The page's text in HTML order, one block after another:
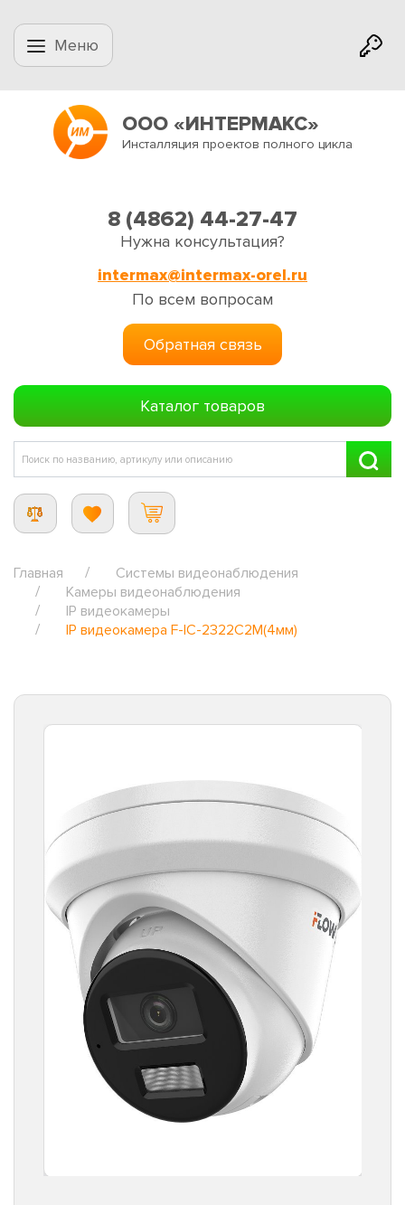
Меню
ООО «ИНТЕРМАКС»
Инсталляция проектов полного цикла
8 (4862) 44-27-47
Нужна консультация?
intermax@intermax-orel.ru
По всем вопросам
Обратная связь
Каталог товаров
Главная
Системы видеонаблюдения
Камеры видеонаблюдения
IP видеокамеры
IP видеокамера F-IC-2322C2M(4мм)